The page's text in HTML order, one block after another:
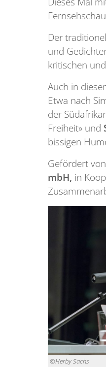
Der
und
kritischen
Auch in
Etwa nach
der
Freiheit» und
bissigen
Gefördert
mbH, in
©Herby Sachs